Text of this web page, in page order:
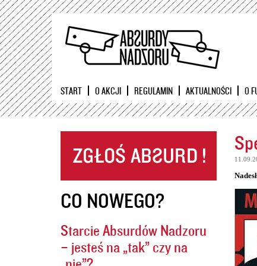
START O AKCJI REGULAMIN AKTUALNOŚCI O
CO NOWEGO?
Starcie Absurdów Nadzoru
– jesteś na „tak” czy na